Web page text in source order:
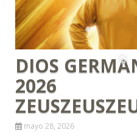
❅
❅
❅
❅
DIOS
2026
mayo 28, 2026